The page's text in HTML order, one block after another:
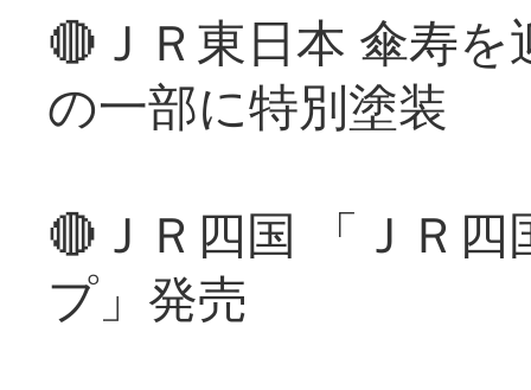
🔴ＪＲ東日本 傘寿
の一部に特別塗装
🔴ＪＲ四国 「ＪＲ
プ」発売